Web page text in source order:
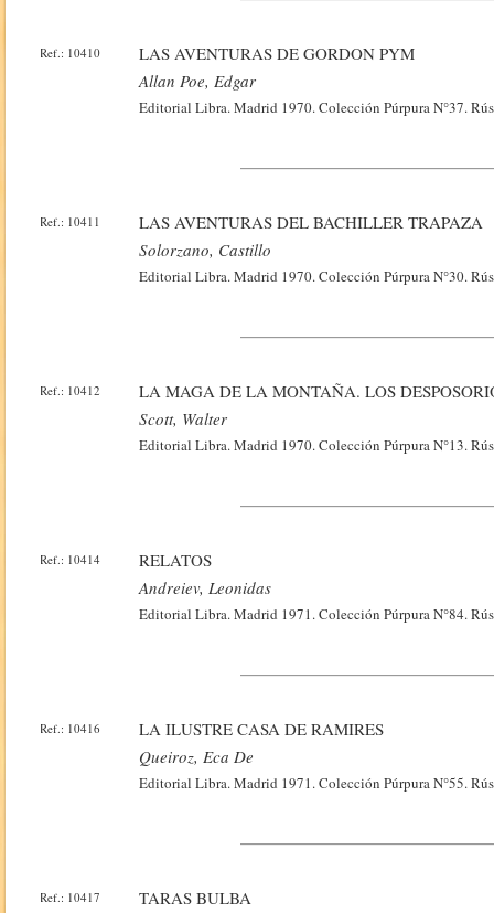
Ref.: 10410
LAS AVENTURAS DE GORDON PYM
Allan Poe, Edgar
Editorial Libra. Madrid 1970. Colección Púrpura N°37.
Ref.: 10411
LAS AVENTURAS DEL BACHILLER TRAPAZA
Solorzano, Castillo
Editorial Libra. Madrid 1970. Colección Púrpura N°30.
Ref.: 10412
LA MAGA DE LA MONTAÑA. LOS
Scott, Walter
Editorial Libra. Madrid 1970. Colección Púrpura N°13.
Ref.: 10414
RELATOS
Andreiev, Leonidas
Editorial Libra. Madrid 1971. Colección Púrpura N°84.
Ref.: 10416
LA ILUSTRE CASA DE RAMIRES
Queiroz, Eca De
Editorial Libra. Madrid 1971. Colección Púrpura N°55.
Ref.: 10417
TARAS BULBA